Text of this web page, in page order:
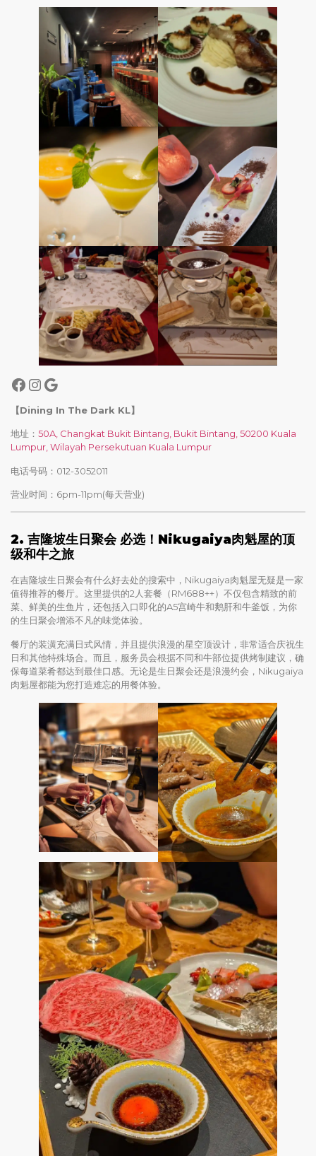
【Dining In The Dark KL】
地址： 50A, Changkat Bukit Bintang, Bukit Bintang, 50200 Kuala
Lumpur, Wilayah Persekutuan Kuala Lumpur
电话号码：012-3052011
营业时间：6pm-11pm(每天营业)
2. 吉隆坡生日聚会 必选！Nikugaiya肉魁屋的顶
级和牛之旅
在吉隆坡生日聚会有什么好去处的搜索中，Nikugaiya肉魁屋无疑是一家
值得推荐的餐厅。这里提供的2人套餐（RM688++）不仅包含精致的前
菜、鲜美的生鱼片，还包括入口即化的A5宫崎牛和鹅肝和牛釜饭，为你
的生日聚会增添不凡的味觉体验。
餐厅的装潢充满日式风情，并且提供浪漫的星空顶设计，非常适合庆祝生
日和其他特殊场合。而且，服务员会根据不同和牛部位提供烤制建议，确
保每道菜肴都达到最佳口感。无论是生日聚会还是浪漫约会，Nikugaiya
肉魁屋都能为您打造难忘的用餐体验。